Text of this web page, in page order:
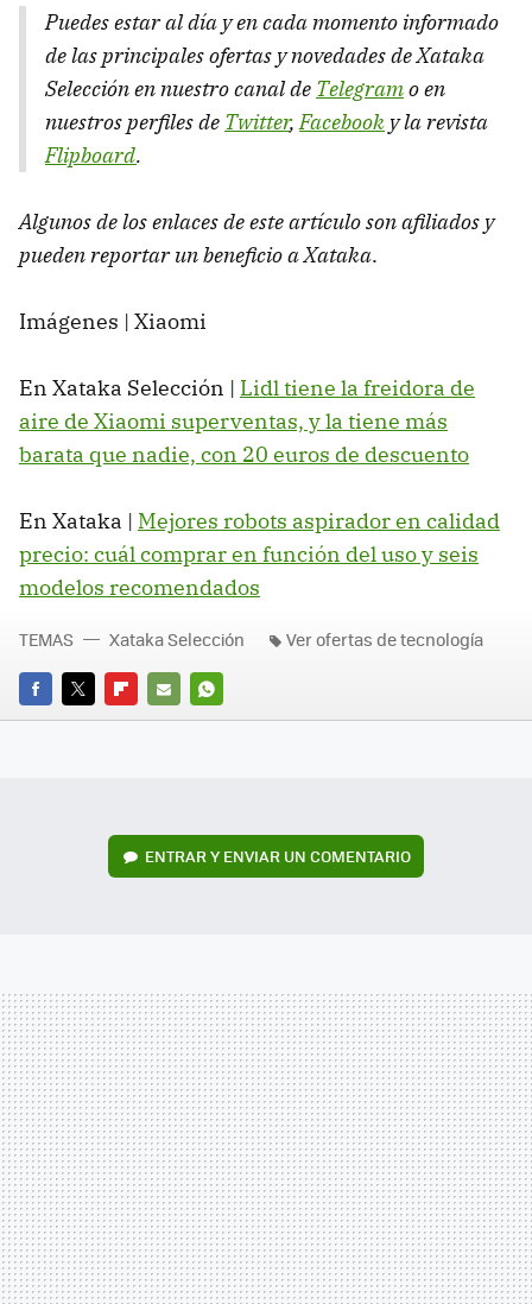
Puedes estar al día y en cada momento informado
de las principales ofertas y novedades de Xataka
Selección en nuestro canal de Telegramo en
nuestros perfiles de Twitter,Facebook y la revista
Flipboard.
Algunos de los enlaces de este artículo son afiliados y
pueden reportar un beneficio a Xataka.
Imágenes | Xiaomi
En Xataka Selección | Lidl tiene la freidora de
aire de Xiaomi superventas, y la tiene más
barata que nadie, con 20 euros de descuento
En Xataka | Mejores robots aspirador en calidad
precio: cuál comprar en función del uso y seis
modelos recomendados
FACEBOOK
TWITTERFLIPBOARD
E-
WHATSAPP
TEMAS Xataka Selección Ver ofertas de tecnología
ENTRAR Y ENVIAR UN COMENTARIO